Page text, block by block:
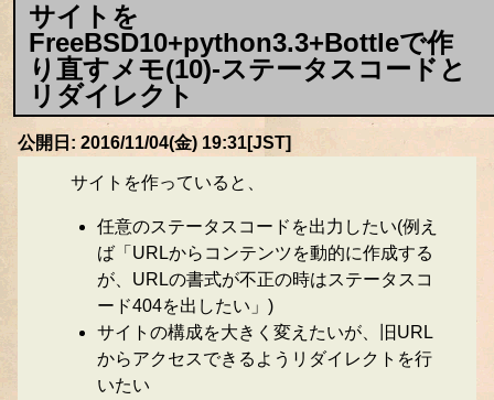
サイトを
FreeBSD10+python3.3+Bottleで作
り直すメモ(10)-ステータスコードと
リダイレクト
公開日: 2016/11/04(金) 19:31[JST]
サイトを作っていると、
任意のステータスコードを出力したい(例え
ば「URLからコンテンツを動的に作成する
が、URLの書式が不正の時はステータスコ
ード404を出したい」)
サイトの構成を大きく変えたいが、旧URL
からアクセスできるようリダイレクトを行
いたい